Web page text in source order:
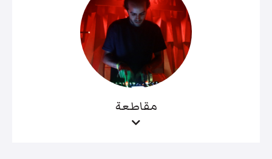
مقاطعة